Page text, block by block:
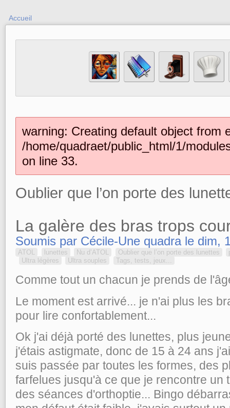
Accueil
warning: Creating default object from
/home/quadraet/public_html/1/
on line 33.
Oublier que l’on porte des
La galère des bras trops
Soumis par Cécile-Une quadra le dim,
ATOL lunettes Nu d’ATOL Oublier que l’on porte des lunettes
Ultra légères
Ultra souples Tags, tests, jeux...
Comme tout un chacun je prends de
Le moment est arrivé... je n'ai plus les
pour lire confortablement...
Ok j'ai déjà porté des lunettes, plus
j'étais astigmate, donc de 15 à 24 ans
suis passée par toutes les formes, des
farfelues jusqu'à ce que je rencontre un
des séances d'orthoptie... Bingo